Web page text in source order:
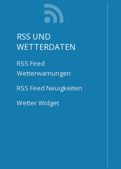
RSS UND
WETTERDATEN
RSS Feed
Wetterwarnungen
RSS Feed Neuigkeiten
Wetter Widget